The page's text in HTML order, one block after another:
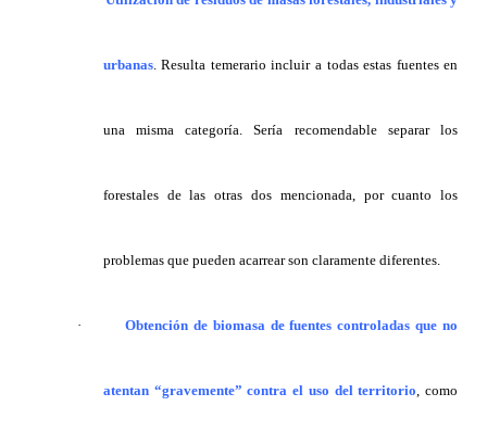
urbanas. Resulta temerario incluir a todas estas fuentes en
una misma categoría. Sería recomendable separar los
forestales de las otras dos mencionada, por cuanto los
problemas que pueden acarrear son claramente diferentes.
· Obtención de biomasa de fuentes controladas que no
atentan “gravemente” contra el uso del territorio, como